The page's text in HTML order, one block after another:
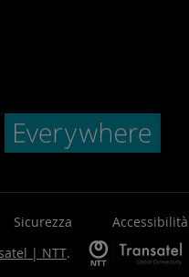
Sicurezza Accessibilità
| NTT.